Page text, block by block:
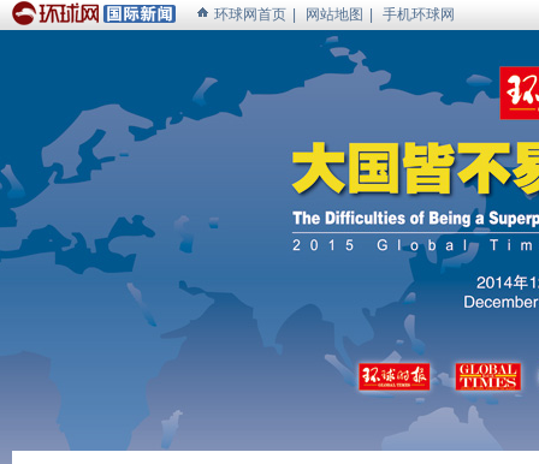
环球网首页 网站地图 手机环球网